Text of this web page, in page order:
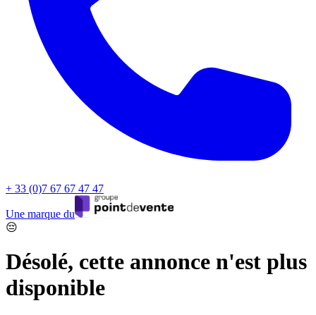
+ 33 (0)7 67 67 47 47
Une marque du
😔
Désolé, cette annonce n'est plus
disponible